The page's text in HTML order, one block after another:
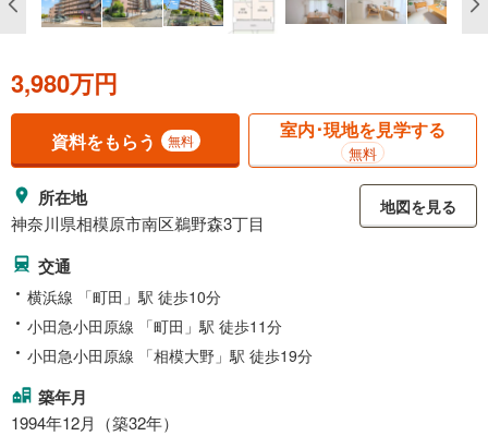
3,980万円
資料をもらう 無料 室内･現地を見学する
無料
所在地
神奈川県相模原市南区鵜野森3丁目
地図を見る
交通
横浜線 「町田」駅 徒歩10分
小田急小田原線 「町田」駅 徒歩11分
小田急小田原線 「相模大野」駅 徒歩19分
築年月
1994年12月（築32年）